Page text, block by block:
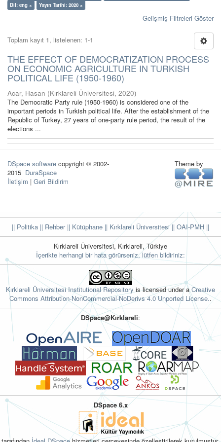
Dil: eng ×
Yayın Tarihi: 2020 ×
Gelişmiş Filtreleri Göster
Toplam kayıt 1, listelenen: 1-1
THE EFFECT OF DEMOCRATIZATION PROCESS
ON ECONOMIC AGRICULTURE IN TURKISH
POLITICAL LIFE (1950-1960)
Acar, Hasan (Kırklareli Üniversitesi, 2020)
The Democratic Party rule (1950-1960) is considered one of the
important periods in Turkish political life. After the establishment of the
Republic of Turkey, 27 years of one-party rule period, the result of the
elections ...
DSpace software copyright © 2002-
2015 DuraSpace
İletişim | Geri Bildirim
Theme by
|| Politika || Rehber|| Kütüphane || Kırklareli Üniversitesi || OAI-PMH ||
Kırklareli Üniversitesi, Kırklareli, Türkiye
İçerikte herhangi bir hata görürseniz, lütfen bildiriniz:
Kırklareli Üniversitesi Institutional Repository is licensed under aCreative
Commons Attribution-NonCommercial-NoDerivs 4.0 Unported License..
DSpace@Kırklareli:
DSpace 6.x